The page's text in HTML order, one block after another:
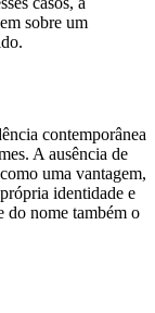
sobre um
contemporânea
A ausência de
uma vantagem,
identidade e
do nome também o